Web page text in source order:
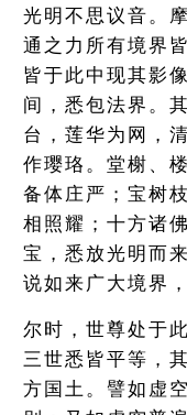
光明不思议音。
通之力所有境界
皆于此中现其影
间，悉包法界。
台，莲华为网，
作璎珞。堂榭、
备体庄严；宝树
相照耀；十方诸
宝，悉放光明而
说如来广大境界
尔时，世尊处于
三世悉皆平等，
方国土。譬如虚